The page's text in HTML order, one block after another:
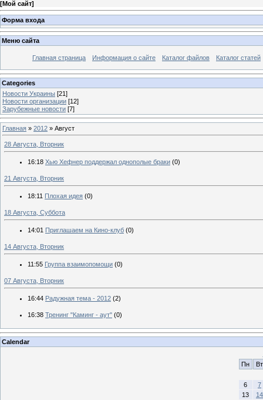
[Мой сайт]
Форма входа
Меню сайта
Главная страница Информация о сайте Каталог файлов Каталог статей
Categories
Новости Украины [21]
Новости организации [12]
Зарубежные новости [7]
Главная » 2012 » Август
28 Августа, Вторник
16:18 Хью Хефнер поддержал однополые браки (0)
21 Августа, Вторник
18:11 Плохая идея (0)
18 Августа, Суббота
14:01 Приглашаем на Кино-клуб (0)
14 Августа, Вторник
11:55 Группа взаимопомощи (0)
07 Августа, Вторник
16:44 Радужная тема - 2012 (2)
16:38 Тренинг "Каминг - аут" (0)
Calendar
Пн
Вт
6
7
13
14